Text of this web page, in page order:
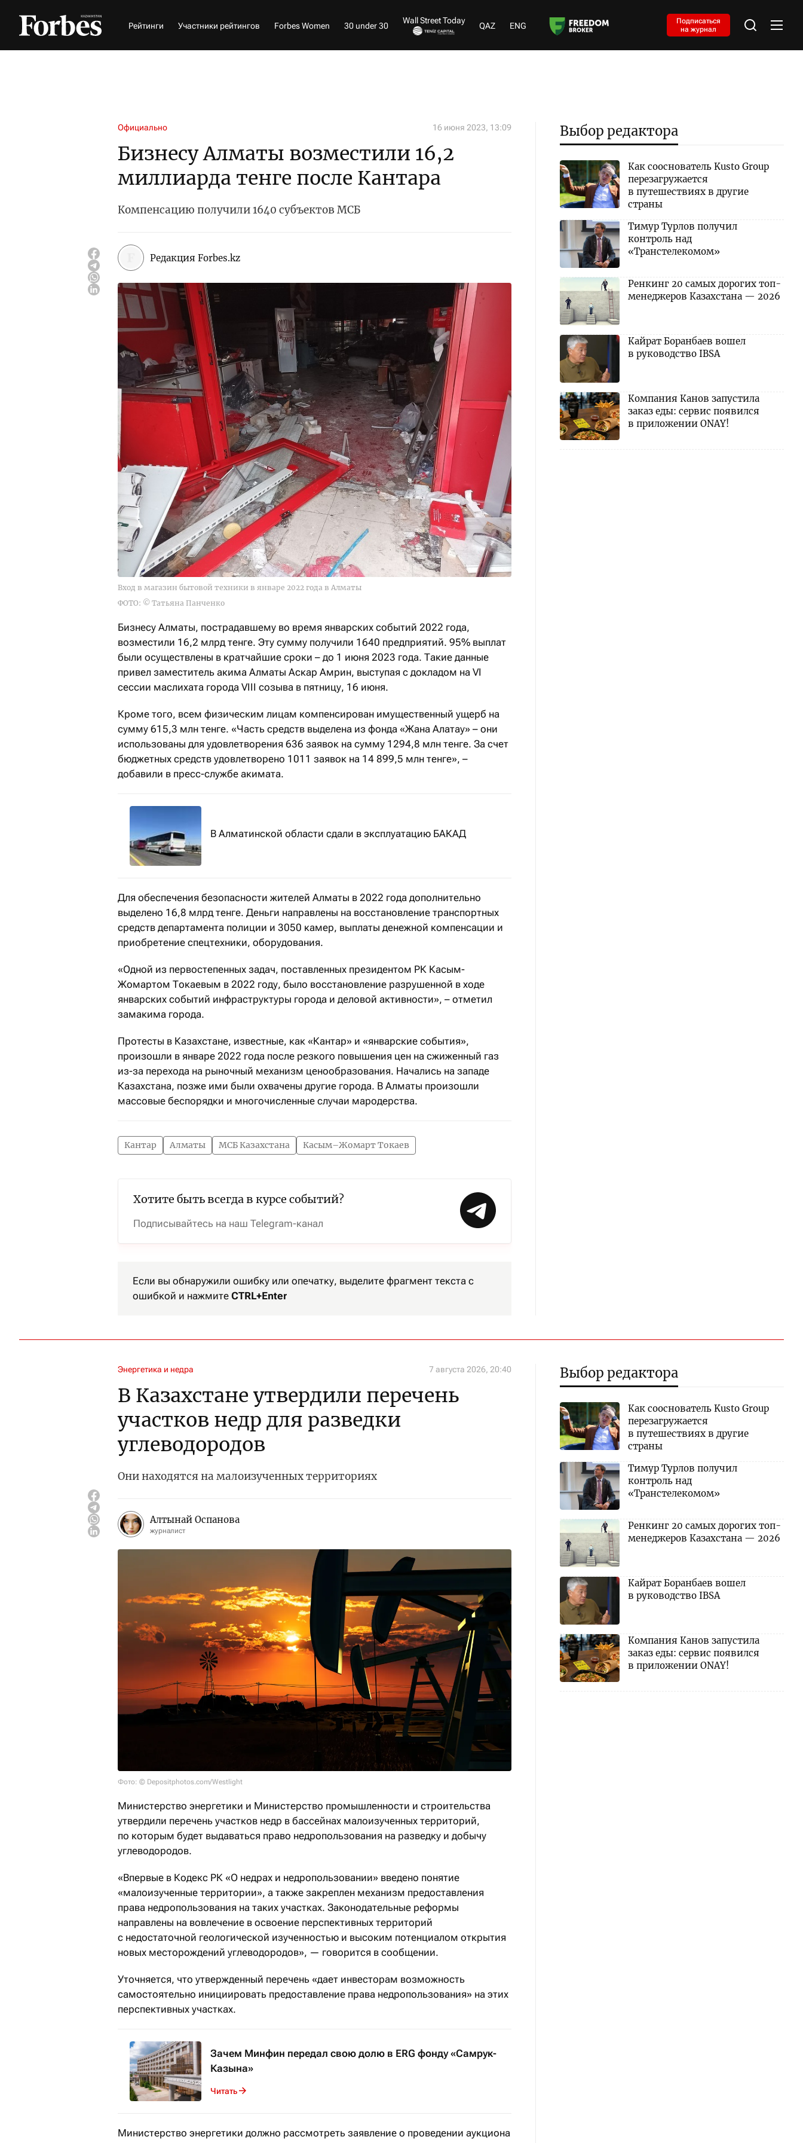
Рейтинги Участники рейтингов Forbes Women 30 under 30
Wall Street Today
QAZ ENG
Подписаться
на журнал
Официально 16 июня 2023, 13:09
Бизнесу Алматы возместили 16,2
миллиарда тенге после Кантара
Компенсацию получили 1640 субъектов МСБ
Редакция Forbes.kz
Вход в магазин бытовой техники в январе 2022 года в Алматы
ФОТО: © Татьяна Панченко
Бизнесу Алматы, пострадавшему во время январских событий 2022 года,
возместили 16,2 млрд тенге. Эту сумму получили 1640 предприятий. 95% выплат
были осуществлены в кратчайшие сроки – до 1 июня 2023 года. Такие данные
привел заместитель акима Алматы Аскар Амрин, выступая с докладом на VI
сессии маслихата города VIII созыва в пятницу, 16 июня.
Кроме того, всем физическим лицам компенсирован имущественный ущерб на
сумму 615,3 млн тенге. «Часть средств выделена из фонда «Жана Алатау» – они
использованы для удовлетворения 636 заявок на сумму 1294,8 млн тенге. За счет
бюджетных средств удовлетворено 1011 заявок на 14 899,5 млн тенге», –
добавили в пресс-службе акимата.
В Алматинской области сдали в эксплуатацию БАКАД
Для обеспечения безопасности жителей Алматы в 2022 года дополнительно
выделено 16,8 млрд тенге. Деньги направлены на восстановление транспортных
средств департамента полиции и 3050 камер, выплаты денежной компенсации и
приобретение спецтехники, оборудования.
«Одной из первостепенных задач, поставленных президентом РК Касым-
Жомартом Токаевым в 2022 году, было восстановление разрушенной в ходе
январских событий инфраструктуры города и деловой активности», – отметил
замакима города.
Протесты в Казахстане, известные, как «Кантар» и «январские события»,
произошли в январе 2022 года после резкого повышения цен на сжиженный газ
из-за перехода на рыночный механизм ценообразования. Начались на западе
Казахстана, позже ими были охвачены другие города. В Алматы произошли
массовые беспорядки и многочисленные случаи мародерства.
Кантар Алматы МСБ Казахстана Касым–Жомарт Токаев
Хотите быть всегда в курсе событий?
Подписывайтесь на наш Telegram-канал
Если вы обнаружили ошибку или опечатку, выделите фрагмент текста с
ошибкой и нажмите CTRL+Enter
Выбор редактора
Как сооснователь Kusto Group
перезагружается
в путешествиях в другие
страны
Тимур Турлов получил
контроль над
«Транстелекомом»
Ренкинг 20 самых дорогих топ-
менеджеров Казахстана — 2026
Кайрат Боранбаев вошел
в руководство IBSA
Компания Канов запустила
заказ еды: сервис появился
в приложении ONAY!
Энергетика и недра 7 августа 2026, 20:40
В Казахстане утвердили перечень
участков недр для разведки
углеводородов
Они находятся на малоизученных территориях
Алтынай Оспанова
журналист
Фото: © Depositphotos.com/Westlight
Министерство энергетики и Министерство промышленности и строительства
утвердили перечень участков недр в бассейнах малоизученных территорий,
по которым будет выдаваться право недропользования на разведку и добычу
углеводородов.
«Впервые в Кодекс РК «О недрах и недропользовании» введено понятие
«малоизученные территории», а также закреплен механизм предоставления
права недропользования на таких участках. Законодательные реформы
направлены на вовлечение в освоение перспективных территорий
с недостаточной геологической изученностью и высоким потенциалом открытия
новых месторождений углеводородов», — говорится в сообщении.
Уточняется, что утвержденный перечень «дает инвесторам возможность
самостоятельно инициировать предоставление права недропользования» на этих
перспективных участках.
Зачем Минфин передал свою долю в ERG фонду «Самрук-
Казына»
Читать
Министерство энергетики должно рассмотреть заявление о проведении аукциона
Выбор редактора
Как сооснователь Kusto Group
перезагружается
в путешествиях в другие
страны
Тимур Турлов получил
контроль над
«Транстелекомом»
Ренкинг 20 самых дорогих топ-
менеджеров Казахстана — 2026
Кайрат Боранбаев вошел
в руководство IBSA
Компания Канов запустила
заказ еды: сервис появился
в приложении ONAY!